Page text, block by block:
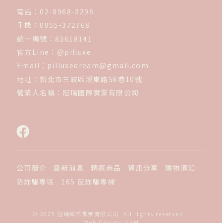
電話： 02-8968-3298
手機： 0955-372768
統一編號： 83618141
官方Line： @pilluxe
Email： pilluxedream@gmail.com
地址： 新北市三峽區溪東路56巷10號
營業人名稱： 冠瑞國際實業有限公司
公司簡介 最新消息 精選商品 資訊分享
購物須知
防詐騙專區
165 反詐騙專線
© 2025 冠瑞國際實業有限公司  All rights reserved.